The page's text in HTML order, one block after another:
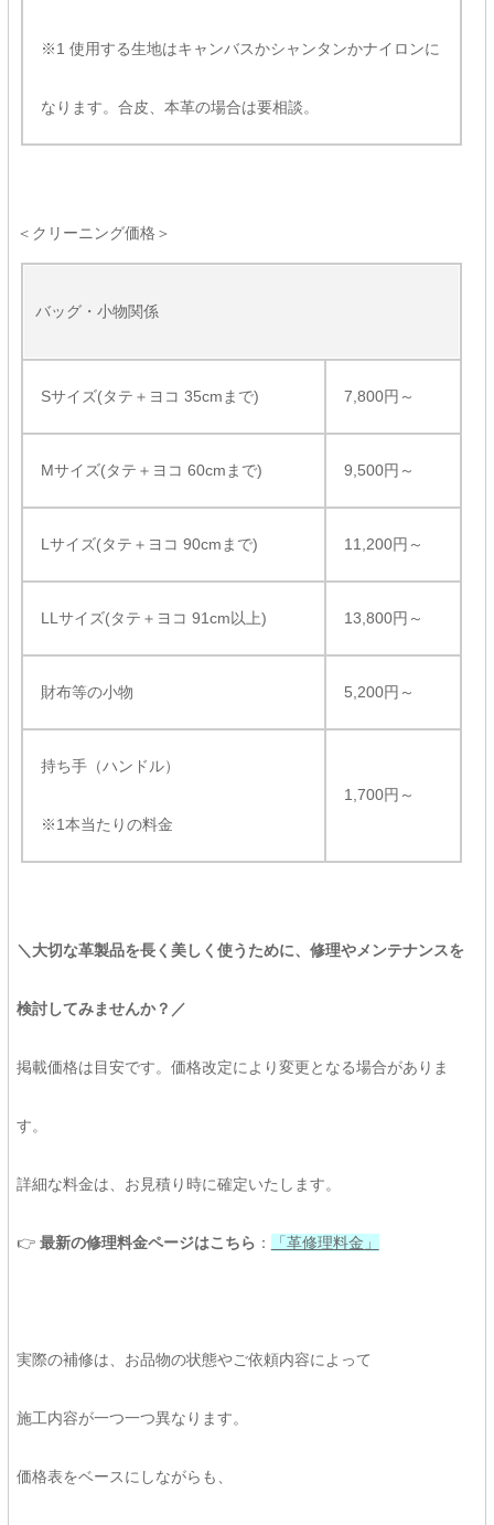
※1 使用する生地はキャンバスかシャンタンかナイロンに
なります。合皮、本革の場合は要相談。
＜クリーニング価格＞
バッグ・小物関係
Sサイズ(タテ＋ヨコ 35cmまで) 7,800円～
Mサイズ(タテ＋ヨコ 60cmまで) 9,500円～
Lサイズ(タテ＋ヨコ 90cmまで) 11,200円～
LLサイズ(タテ＋ヨコ 91cm以上) 13,800円～
財布等の小物 5,200円～
持ち手（ハンドル）
※1本当たりの料金
1,700円～
＼大切な革製品を長く美しく使うために、修理やメンテナンスを
検討してみませんか？／
掲載価格は目安です。価格改定により変更となる場合がありま
す。
詳細な料金は、お見積り時に確定いたします。
👉 最新の修理料金ページはこちら ： 「革修理料金」
実際の補修は、お品物の状態やご依頼内容によって
施工内容が一つ一つ異なります。
価格表をベースにしながらも、